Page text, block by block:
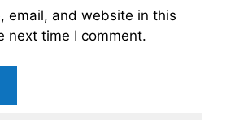
email, and website in this
next time I comment.